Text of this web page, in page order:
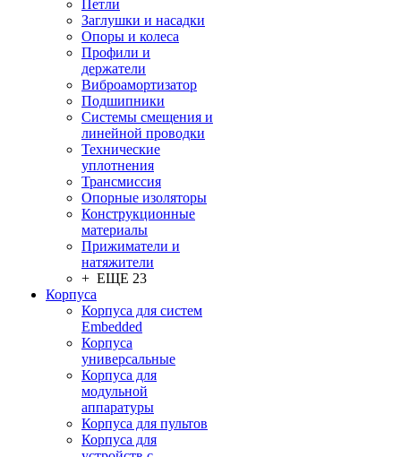
Петли
Заглушки и насадки
Опоры и колеса
Профили и
держатели
Виброамортизатор
Подшипники
Системы смещения и
линейной проводки
Технические
уплотнения
Трансмиссия
Опорные изоляторы
Конструкционные
материалы
Прижиматели и
натяжители
+ ЕЩЕ 23
Корпуса
Корпуса для систем
Embedded
Корпуса
универсальные
Корпуса для
модульной
аппаратуры
Корпуса для пультов
Корпуса для